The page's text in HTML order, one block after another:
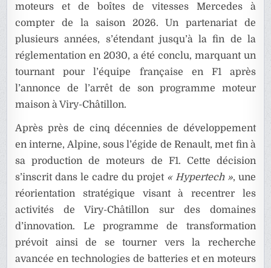
moteurs et de boîtes de vitesses Mercedes à
compter de la saison 2026. Un partenariat de
plusieurs années, s’étendant jusqu’à la fin de la
réglementation en 2030, a été conclu, marquant un
tournant pour l’équipe française en F1 après
l’annonce de l’arrêt de son programme moteur
maison à Viry-Châtillon.
Après près de cinq décennies de développement
en interne, Alpine, sous l’égide de Renault, met fin à
sa production de moteurs de F1. Cette décision
s’inscrit dans le cadre du projet « Hypertech », une
réorientation stratégique visant à recentrer les
activités de Viry-Châtillon sur des domaines
d’innovation. Le programme de transformation
prévoit ainsi de se tourner vers la recherche
avancée en technologies de batteries et en moteurs